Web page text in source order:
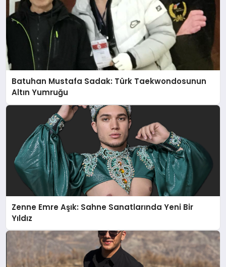
Batuhan Mustafa Sadak: Türk Taekwondosunun
Altın Yumruğu
Zenne Emre Aşık: Sahne Sanatlarında Yeni Bir
Yıldız